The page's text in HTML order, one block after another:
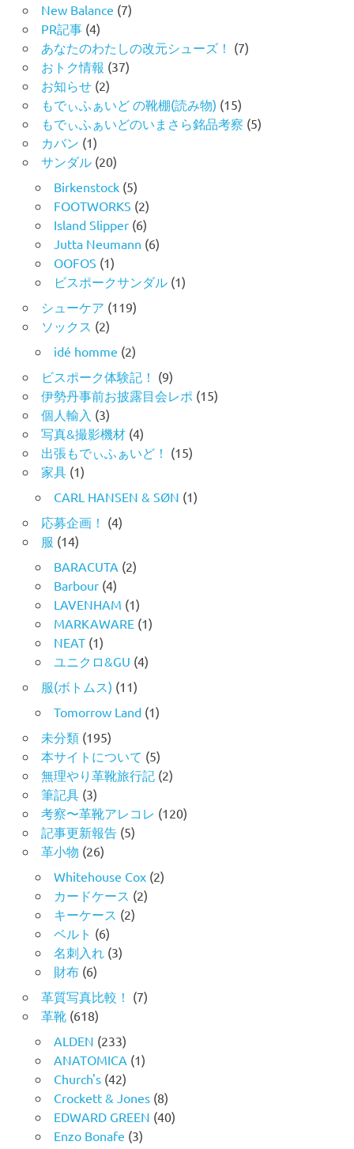
New Balance (7)
PR記事(4)
あなたのわたしの改元シューズ！ (7)
おトク情報 (37)
お知らせ(2)
もでぃふぁいど の靴棚(読み物) (15)
もでぃふぁいどのいまさら銘品考察 (5)
カバン (1)
サンダル(20)
Birkenstock(5)
FOOTWORKS (2)
Island Slipper(6)
Jutta Neumann (6)
OOFOS (1)
ビスポークサンダル(1)
シューケア (119)
ソックス (2)
idé homme (2)
ビスポーク体験記！ (9)
伊勢丹事前お披露目会レポ (15)
個人輸入 (3)
写真&撮影機材(4)
出張もでぃふぁいど！ (15)
家具(1)
CARL HANSEN & SØN (1)
応募企画！ (4)
服 (14)
BARACUTA (2)
Barbour(4)
LAVENHAM (1)
MARKAWARE(1)
NEAT(1)
ユニクロ&GU (4)
服(ボトムス) (11)
Tomorrow Land(1)
未分類(195)
本サイトについて (5)
無理やり革靴旅行記 (2)
筆記具(3)
考察〜革靴アレコレ (120)
記事更新報告(5)
革小物 (26)
Whitehouse Cox(2)
カードケース (2)
キーケース (2)
ベルト (6)
名刺入れ (3)
財布(6)
革質写真比較！ (7)
革靴(618)
ALDEN (233)
ANATOMICA (1)
Church's(42)
Crockett & Jones(8)
EDWARD GREEN (40)
Enzo Bonafe (3)